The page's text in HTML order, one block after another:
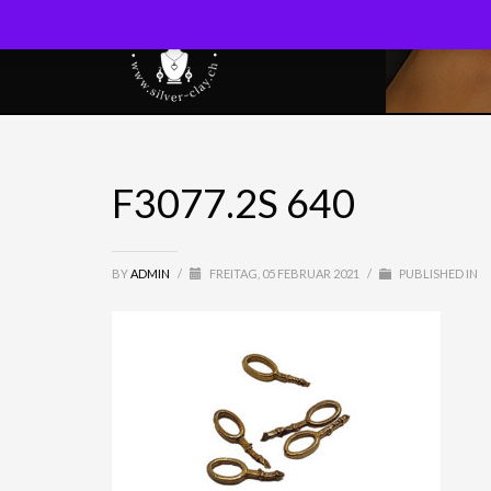
F3077.2S 640
BYADMIN / FREITAG, 05 FEBRUAR 2021 / PUBLISHED IN